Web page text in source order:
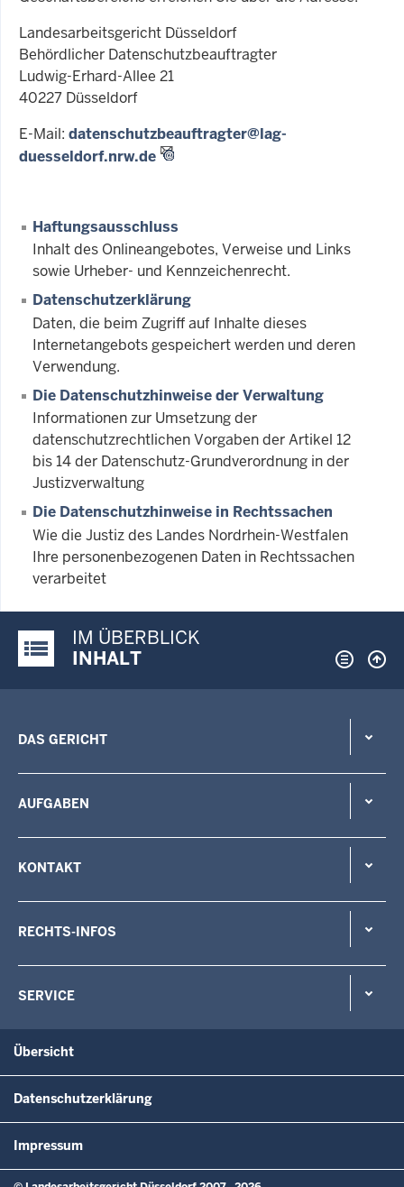
Landesarbeitsgericht Düsseldorf
Behördlicher Datenschutzbeauftragter
Ludwig-Erhard-Allee 21
40227 Düsseldorf
E-Mail: datenschutzbeauftragter@lag-
duesseldorf.nrw.de
Haftungsausschluss
Inhalt des Onlineangebotes, Verweise und Links
sowie Urheber- und Kennzeichenrecht.
Datenschutzerklärung
Daten, die beim Zugriff auf Inhalte dieses
Internetangebots gespeichert werden und deren
Verwendung.
Die Datenschutzhinweise der Verwaltung
Informationen zur Umsetzung der
datenschutzrechtlichen Vorgaben der Artikel 12
bis 14 der Datenschutz-Grundverordnung in der
Justizverwaltung
Die Datenschutzhinweise in Rechtssachen
Wie die Justiz des Landes Nordrhein-Westfalen
Ihre personenbezogenen Daten in Rechtssachen
verarbeitet
Justiz-Portal im Überblick:
IM ÜBERBLICK
INHALT
DAS GERICHT
AUFGABEN
KONTAKT
RECHTS-INFOS
SERVICE
Übersicht
Datenschutzerklärung
Impressum